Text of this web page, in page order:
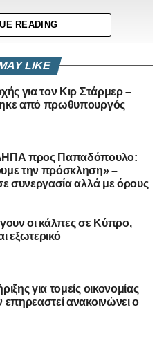
ΓΙΑ ΠΙΘΑΝΗ
ΣΥΜΒΟΥΛΙΟ
ΟΨΕΙ ΕΟΡΤΩΝ
το Υπουργικό
παροχής
υποβληθεί, ύστερα
READING
LIKE
για τον Κιρ Στάρμερ –
από πρωθυπουργός
προς Παπαδόπουλο:
την πρόσκληση» –
συνεργασία αλλά με όρους
οι κάλπες σε Κύπρο,
εξωτερικό
για τομείς οικονομίας
επηρεαστεί ανακοινώνει ο